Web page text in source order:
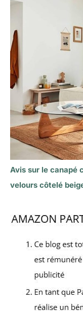
Avis sur le canapé
velours côtelé